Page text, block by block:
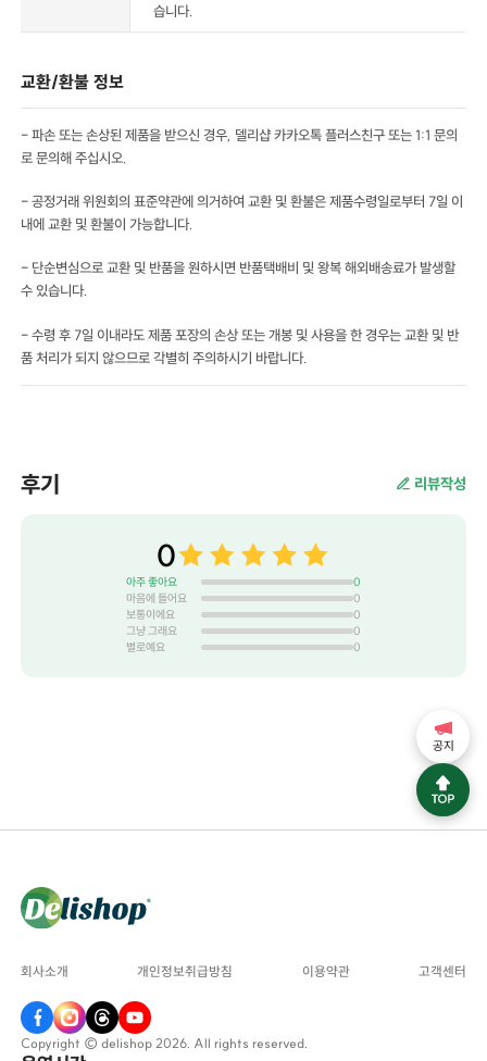
습니다.
교환/환불 정보
- 파손 또는 손상된 제품을 받으신 경우, 델리샵 카카오톡 플러스친구 또는 1:1 문의
로 문의해 주십시오.
- 공정거래 위원회의 표준약관에 의거하여 교환 및 환불은 제품수령일로부터 7일 이
내에 교환 및 환불이 가능합니다.
- 단순변심으로 교환 및 반품을 원하시면 반품택배비 및 왕복 해외배송료가 발생할
수 있습니다.
- 수령 후 7일 이내라도 제품 포장의 손상 또는 개봉 및 사용을 한 경우는 교환 및 반
품 처리가 되지 않으므로 각별히 주의하시기 바랍니다.
후기 리뷰작성
0
아주 좋아요
0
마음에 들어요
0
보통이에요
0
그냥 그래요
0
별로예요
0
회사소개 개인정보취급방침 이용약관 고객센터
Copyright © delishop 2026. All rights reserved.
공지